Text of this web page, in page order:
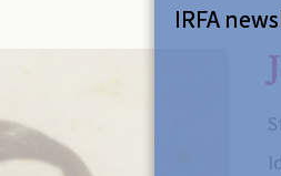
IRFA